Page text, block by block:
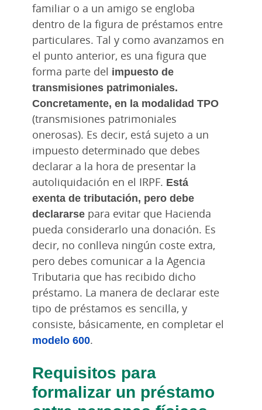
familiar o a un amigo se engloba
dentro de la figura de préstamos entre
particulares. Tal y como avanzamos en
el punto anterior, es una figura que
forma parte del impuesto de
transmisiones patrimoniales.
Concretamente, en la modalidad TPO
(transmisiones patrimoniales
onerosas). Es decir, está sujeto a un
impuesto determinado que debes
declarar a la hora de presentar la
autoliquidación en el IRPF. Está
exenta de tributación, pero debe
declararse para evitar que Hacienda
pueda considerarlo una donación. Es
decir, no conlleva ningún coste extra,
pero debes comunicar a la Agencia
Tributaria que has recibido dicho
préstamo. La manera de declarar este
tipo de préstamos es sencilla, y
consiste, básicamente, en completar el
modelo 600.
Requisitos para
formalizar un préstamo